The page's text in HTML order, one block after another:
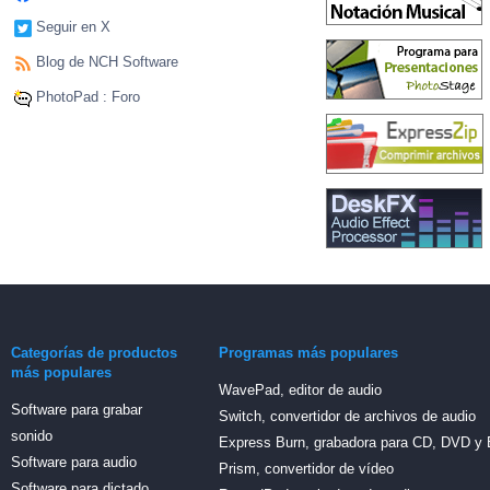
Seguir en X
Blog de NCH Software
PhotoPad : Foro
Categorías de productos
más populares
Software para grabar
sonido
Software para audio
Programas más populares
WavePad, editor de audio
Switch, convertidor de archivos de audio
Express Burn, grabadora para CD, DVD y
Prism, convertidor de vídeo